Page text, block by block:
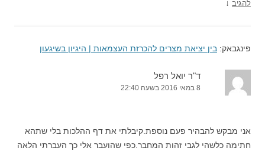
להגיב ↓
פינגבאק:בין יציאת מצרים להכרזת העצמאות | היגיון בשיגעון
ד"ר יואל רפל
אני מבקש להבהיר פעם נוספת.קיבלתי את דף ההלכות בלי שתהא
חתימה כלשהי לגבי זהות המחבר.כפי שהועבר אלי כך העברתי הלאה